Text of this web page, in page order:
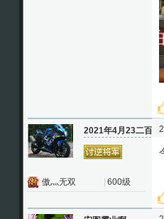
2021年4月23二百
傲灬无双 600级